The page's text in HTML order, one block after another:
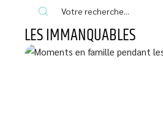
LES IMMANQUABLES